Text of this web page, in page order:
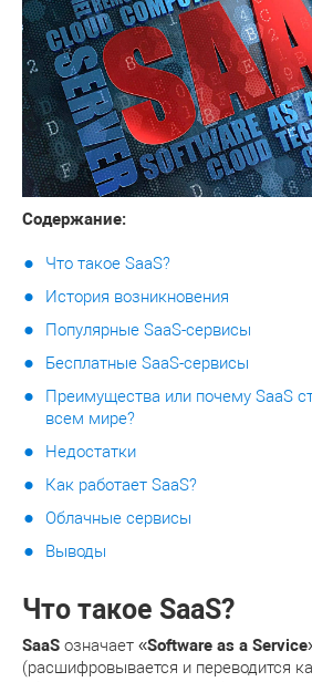
Содержание:
Что такое SaaS?
История возникновения
Популярные SaaS-сервисы
Бесплатные SaaS-сервисы
Преимущества или почему SaaS
всем мире?
Недостатки
Как работает SaaS?
Облачные сервисы
Выводы
Что такое SaaS?
SaaS означает «Software as a Service
(расшифровывается и переводится